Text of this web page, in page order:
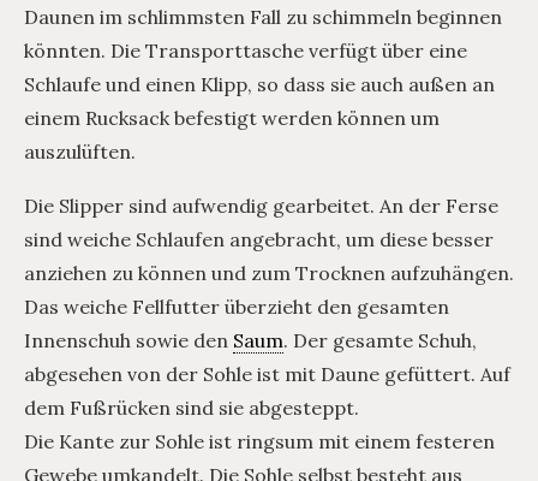
Daunen im schlimmsten Fall zu schimmeln beginnen
könnten. Die Transporttasche verfügt über eine
Schlaufe und einen Klipp, so dass sie auch außen an
einem Rucksack befestigt werden können um
auszulüften.
Die Slipper sind aufwendig gearbeitet. An der Ferse
sind weiche Schlaufen angebracht, um diese besser
anziehen zu können und zum Trocknen aufzuhängen.
Das weiche Fellfutter überzieht den gesamten
Innenschuh sowie den Saum. Der gesamte Schuh,
abgesehen von der Sohle ist mit Daune gefüttert. Auf
dem Fußrücken sind sie abgesteppt.
Die Kante zur Sohle ist ringsum mit einem festeren
Gewebe umkandelt. Die Sohle selbst besteht aus